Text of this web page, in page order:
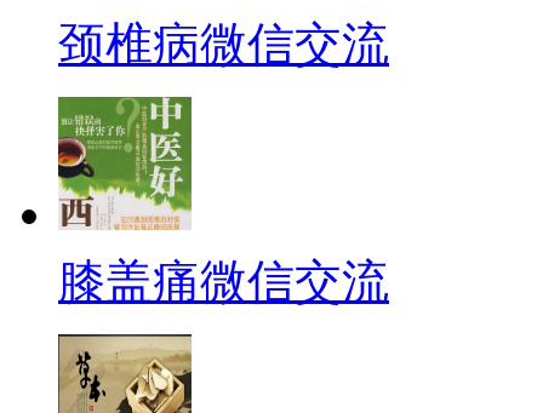
颈椎病微信交流
膝盖痛微信交流